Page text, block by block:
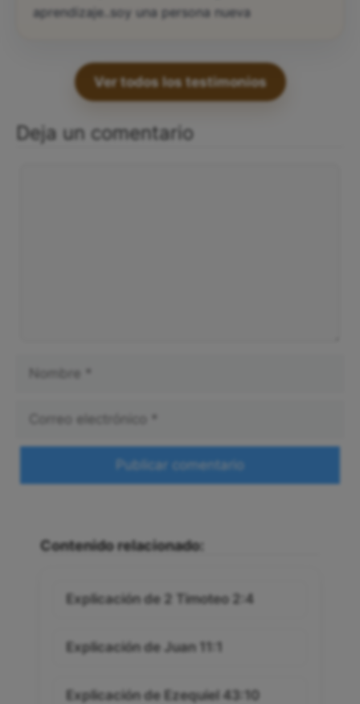
aprendizaje..soy una persona nueva
Ver todos los testimonios
Deja un comentario
Contenido relacionado:
Explicación de 2 Timoteo 2:4
Explicación de Juan 11:1
Explicación de Ezequiel 43:10